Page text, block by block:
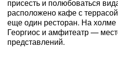
присесть и полюбоваться
расположено кафе с
еще один ресторан. На холме
Георгиос и амфитеатр —
представлений.